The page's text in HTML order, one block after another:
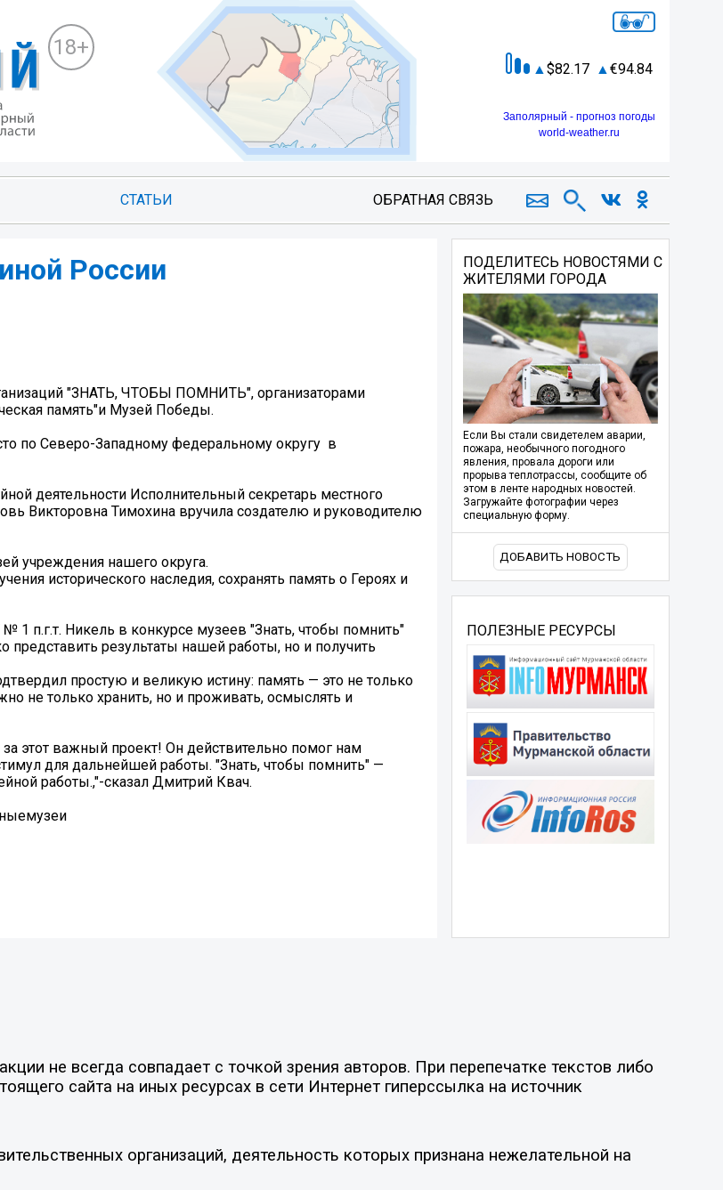
18+
82.17 94.84
Заполярный - прогноз погоды
world-weather.ru
СТАТЬИ ОБРАТНАЯ СВЯЗЬ
России
"ЗНАТЬ, ЧТОБЫ ПОМНИТЬ", организаторами
память"и Музей Победы.
по Северо-Западному федеральному округу в
деятельности Исполнительный секретарь местного
Викторовна Тимохина вручила создателю и руководителю
учреждения нашего округа.
исторического наследия, сохранять память о Героях и
п.г.т. Никель в конкурсе музеев "Знать, чтобы помнить"
результаты нашей работы, но и получить
простую и великую истину: память — это не только
не только хранить, но и проживать, осмыслять и
этот важный проект! Он действительно помог нам
для дальнейшей работы. "Знать, чтобы помнить" —
работы.,"-сказал Дмитрий Квач.
ПОДЕЛИТЕСЬ НОВОСТЯМИ С
ЖИТЕЛЯМИ ГОРОДА
Если Вы стали свидетелем аварии,
пожара, необычного погодного
явления, провала дороги или
прорыва теплотрассы, сообщите об
этом в ленте народных новостей.
Загружайте фотографии через
специальную форму.
ДОБАВИТЬ НОВОСТЬ
ПОЛЕЗНЫЕ РЕСУРСЫ
не всегда совпадает с точкой зрения авторов. При перепечатке текстов либо
сайта на иных ресурсах в сети Интернет гиперссылка на источник
организаций, деятельность которых признана нежелательной на